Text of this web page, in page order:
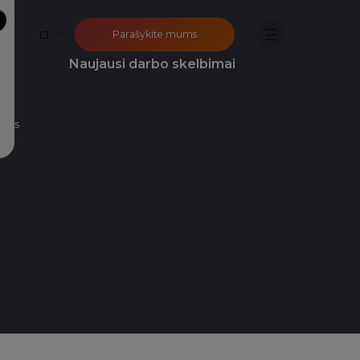
LT Parašykite mums
Naujausi darbo skelbimai